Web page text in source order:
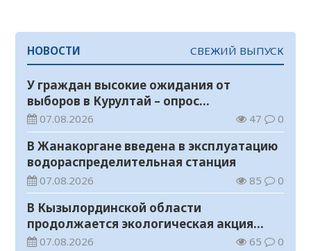
НОВОСТИ СВЕЖИЙ ВЫПУСК
У граждан высокие ожидания от
выборов в Курултай – опрос
общественного мнения
07.08.2026 47 0
В Жанакоргане введена в эксплуатацию
водораспределительная станция
07.08.2026 85 0
В Кызылординской области
продолжается экологическая акция
«Таза Қазақстан»
07.08.2026 65 0